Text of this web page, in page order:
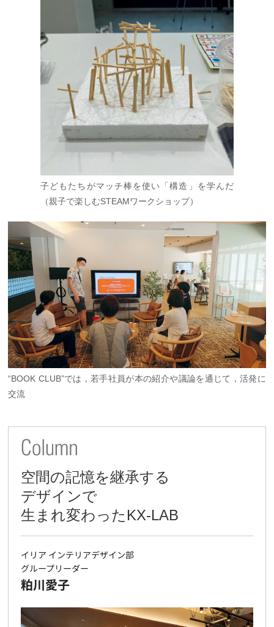
子どもたちがマッチ棒を使い「構造」を学んだ
（親子で楽しむSTEAMワークショップ）
“BOOK CLUB”では，若手社員が本の紹介や議論を通じて，活発に
交流
空間の記憶を継承する
デザインで
生まれ変わったKX-LAB
イリア インテリアデザイン部
グループリーダー
粕川愛子